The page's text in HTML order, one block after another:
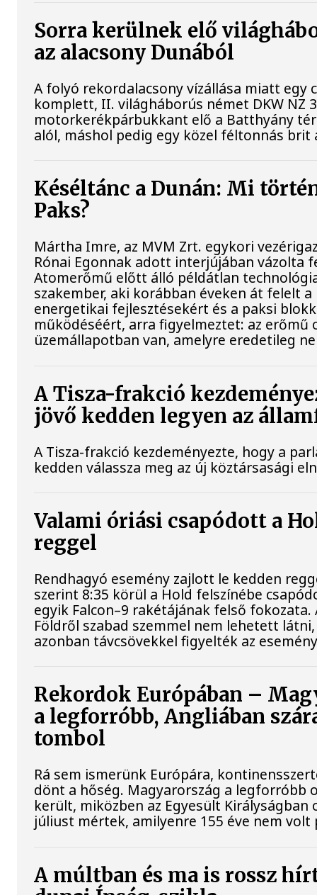
Sorra kerülnek elő
az alacsony Dunából
A folyó rekordalacsony vízállása miatt egy
komplett, II. világháborús német DKW NZ
motorkerékpárbukkant elő a Batthyány
alól, máshol pedig egy közel féltonnás brit
Késéltánc a Dunán: Mi
Paks?
Mártha Imre, az MVM Zrt. egykori
Rónai Egonnak adott interjújában vázolta
Atomerőmű előtt álló példátlan
szakember, aki korábban éveken át felelt a
energetikai fejlesztésekért és a paksi
működéséért, arra figyelmeztet: az erőmű
üzemállapotban van, amelyre eredetileg
A Tisza-frakció
jövő kedden legyen az
A Tisza-frakció kezdeményezte, hogy a
kedden válassza meg az új köztársasági
Valami óriási csapódott a
reggel
Rendhagyó esemény zajlott le kedden
szerint 8:35 körül a Hold felszínébe
egyik Falcon–9 rakétájának felső fokozata.
Földről szabad szemmel nem lehetett
azonban távcsövekkel figyelték az
Rekordok Európában –
a legforróbb, Angliában
tombol
Rá sem ismerünk Európára,
dönt a hőség. Magyarország a legforróbb
került, miközben az Egyesült Királyságban
júliust mértek, amilyenre 155 éve nem
A múltban és ma is rossz